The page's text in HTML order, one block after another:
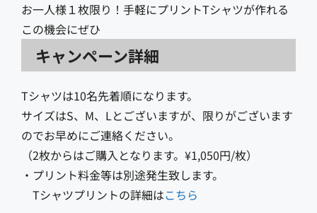
お一人様１枚限り！手軽にプリントTシャツが作れる
この機会にぜひ
キャンペーン詳細
Tシャツは10名先着順になります。
サイズはS、M、Lとございますが、限りがございます
のでお早めにご連絡ください。
（2枚からはご購入となります。¥1,050円/枚）
・プリント料金等は別途発生致します。
Tシャツプリントの詳細はこちら